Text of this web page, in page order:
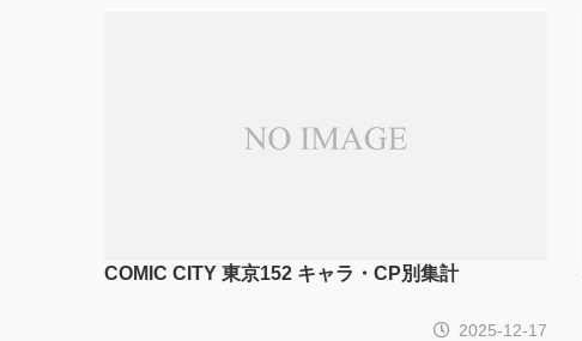
COMIC CITY 東京152 キャラ・CP別集計
2025-12-17